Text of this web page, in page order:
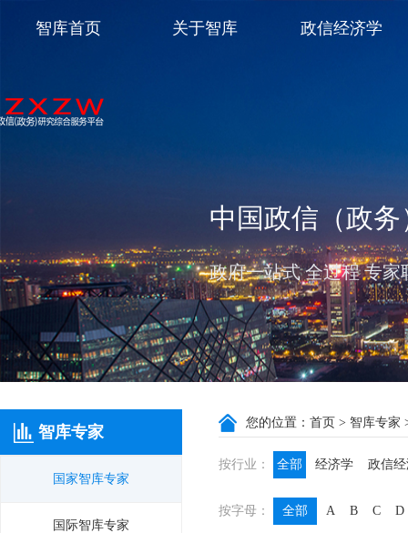
中国政信（政
政府一站式 全过程 专
智库首页 关于智库 政信经济学
智库专家
国家智库专家
国际智库专家
您的位置： 首页 > 智库专家
按行业： 全部 经济学
政信
膳食养生
名医西药
按字母： 全部 A B C D